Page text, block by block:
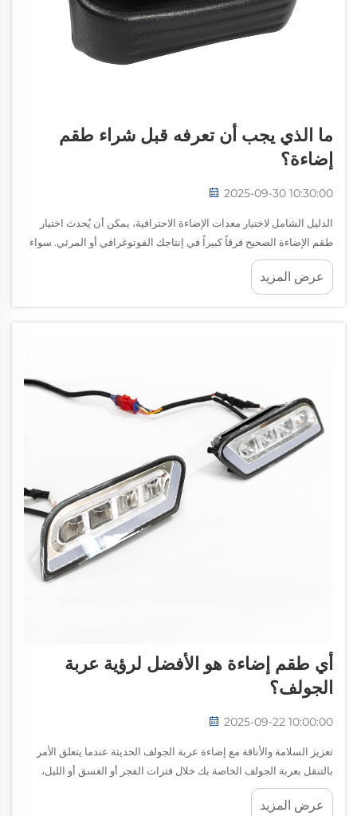
ما الذي يجب أن تعرفه قبل شراء طقم
إضاءة؟
2025-09-30 10:30:00
الدليل الشامل لاختيار معدات الإضاءة الاحترافية، يمكن أن يُحدث اختيار
طقم الإضاءة الصحيح فرقاً كبيراً في إنتاجك الفوتوغرافي أو المرئي. سواء
كنت منشئ محتوى مبتدئًا أو محترفًا ذو خبرة، فإن فهم الفروق الدقيقة في
الإضاءة...
عرض المزيد
أي طقم إضاءة هو الأفضل لرؤية عربة
الجولف؟
2025-09-22 10:00:00
تعزيز السلامة والأناقة مع إضاءة عربة الجولف الحديثة عندما يتعلق الأمر
بالتنقل بعربة الجولف الخاصة بك خلال فترات الفجر أو الغسق أو الليل،
فإن توفر الإضاءة المناسبة لا يقتصر فقط على الراحة – بل هو متطلب
أساسي للسلامة. إضاءة عالية...
عرض المزيد